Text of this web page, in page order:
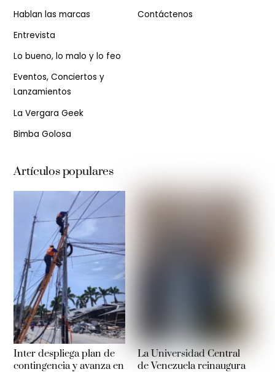
Hablan las marcas
Entrevista
Lo bueno, lo malo y lo feo
Eventos, Conciertos y
Lanzamientos
La Vergara Geek
Bimba Golosa
Contáctenos
Artículos populares
Inter despliega plan de
contingencia y avanza en
La Universidad Central
de Venezuela reinaugura